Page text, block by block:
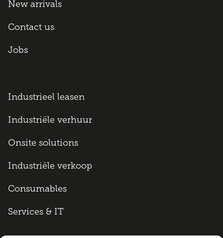
New arrivals
Contact us
Jobs
Industrieel leasen
Industriële verhuur
Onsite solutions
Industriële verkoop
Consumables
Services & IT